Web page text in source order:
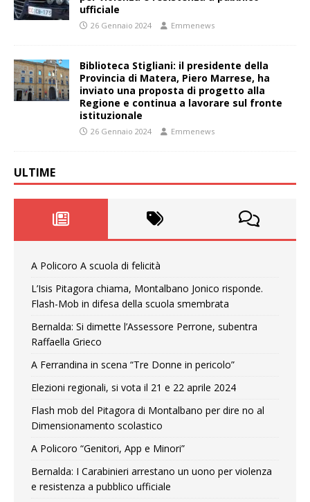
ufficiale
26 Gennaio 2024 Emmenews
Biblioteca Stigliani: il presidente della
Provincia di Matera, Piero Marrese, ha
inviato una proposta di progetto alla
Regione e continua a lavorare sul fronte
istituzionale
26 Gennaio 2024 Emmenews
ULTIME
A Policoro A scuola di felicità
L’Isis Pitagora chiama, Montalbano Jonico risponde.
Flash-Mob in difesa della scuola smembrata
Bernalda: Si dimette l’Assessore Perrone, subentra
Raffaella Grieco
A Ferrandina in scena “Tre Donne in pericolo”
Elezioni regionali, si vota il 21 e 22 aprile 2024
Flash mob del Pitagora di Montalbano per dire no al
Dimensionamento scolastico
A Policoro “Genitori, App e Minori”
Bernalda: I Carabinieri arrestano un uono per violenza
e resistenza a pubblico ufficiale